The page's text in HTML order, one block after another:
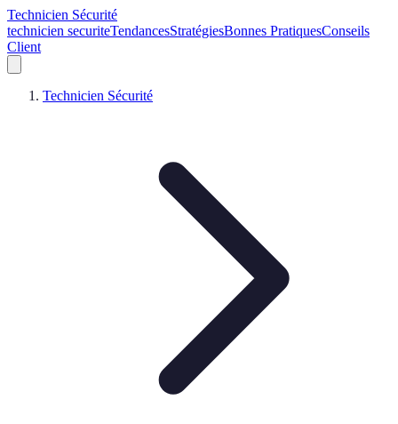
Technicien Sécurité
technicien securiteTendancesStratégiesBonnes PratiquesConseils
Client
Technicien Sécurité